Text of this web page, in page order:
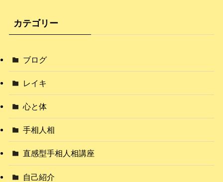
カテゴリー
ブログ
レイキ
心と体
手相人相
直感型手相人相講座
自己紹介